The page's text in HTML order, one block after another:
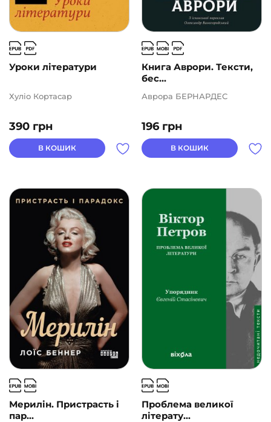
Уроки літератури
390 грн
Хуліо Кортасар
В КОШИК
Книга Аврори. Тексти,
бес...
196 грн
Аврора БЕРНАРДЕС
В КОШИК
Мерилін. Пристрасть і
пар...
Проблема великої
літерату...